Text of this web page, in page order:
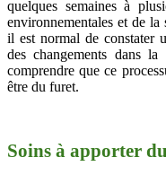
quelques semaines à
environnementales et de la
il est normal de constater
des changements dans
comprendre que ce
être du furet.
Soins à apporter